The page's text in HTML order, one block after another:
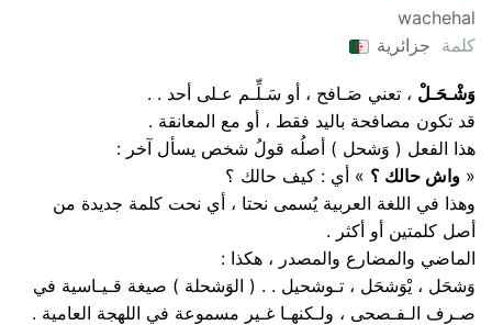
wachehal
كلمة جزائرية
وَشْـحَـلْ ، تعني صَـافح ، أو سَـلِّـم عـلى أحد . .
قد تكون مصافحة باليد فقط ، أو مع المعانقة .
هذا الفعل ( وَشحل ) أصلُه قولُ شخص يسأل آخر :
« واش حالك ؟ » أي : كيف حالك ؟
وهذا في اللغة العربية يُسمى نحتا ، أي نحت كلمة جديدة من
أصل كلمتين أو أكثر .
الماضي والمضارع والمصدر ، هكذا :
وَشحَل ، يْوَشحَل ، تـوشحيل . . ( الوَشحلة ) صيغة قـيـاسية في
صـرف الـفـصحى ، ولـكنهـا غـير مسموعة في اللهجة العامية .